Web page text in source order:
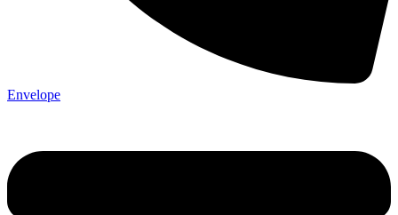
Envelope